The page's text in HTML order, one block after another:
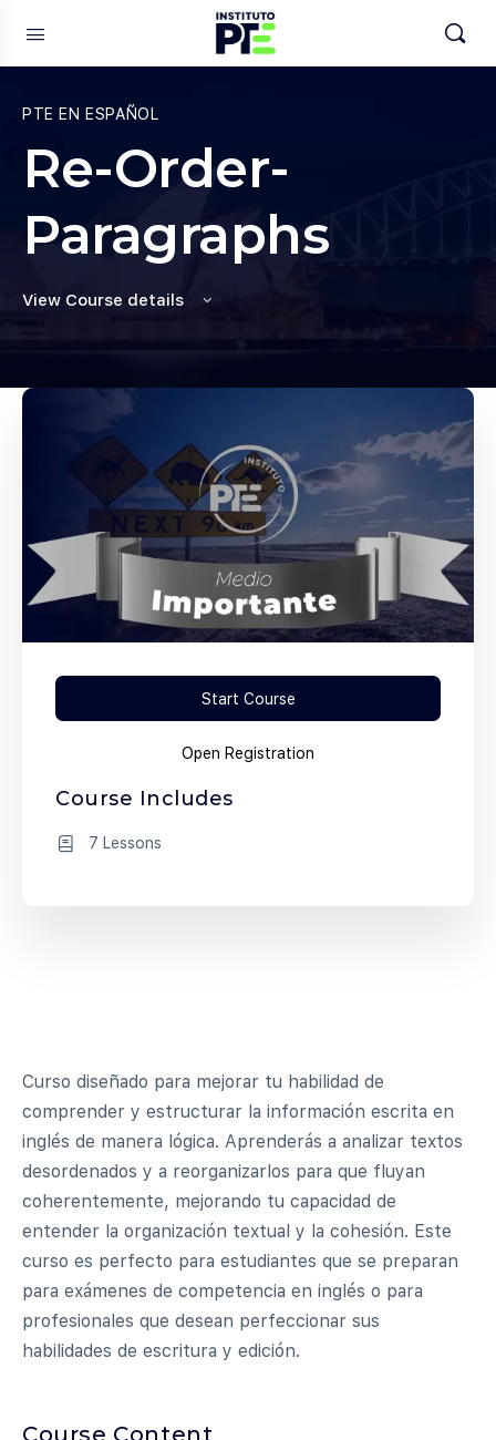
PTE EN ESPAÑOL
Re-Order-
Paragraphs
View Course details
Curso diseñado para mejorar tu habilidad de
comprender y estructurar la información escrita en
inglés de manera lógica. Aprenderás a analizar textos
desordenados y a reorganizarlos para que fluyan
coherentemente, mejorando tu capacidad de
entender la organización textual y la cohesión. Este
curso es perfecto para estudiantes que se preparan
para exámenes de competencia en inglés o para
profesionales que desean perfeccionar sus
habilidades de escritura y edición.
Course Content
Start Course
Open Registration
Course Includes
7 Lessons